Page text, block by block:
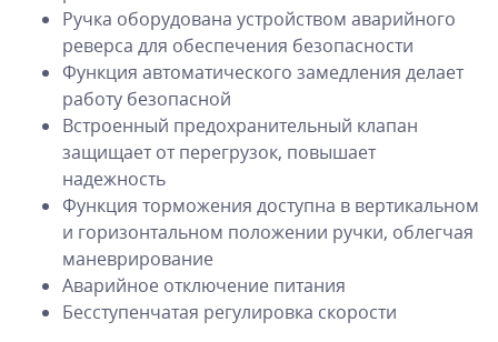
Ручка оборудована устройством аварийного
реверса для обеспечения безопасности
Функция автоматического замедления делает
работу безопасной
Встроенный предохранительный клапан
защищает от перегрузок, повышает
надежность
Функция торможения доступна в вертикальном
и горизонтальном положении ручки, облегчая
маневрирование
Аварийное отключение питания
Бесступенчатая регулировка скорости